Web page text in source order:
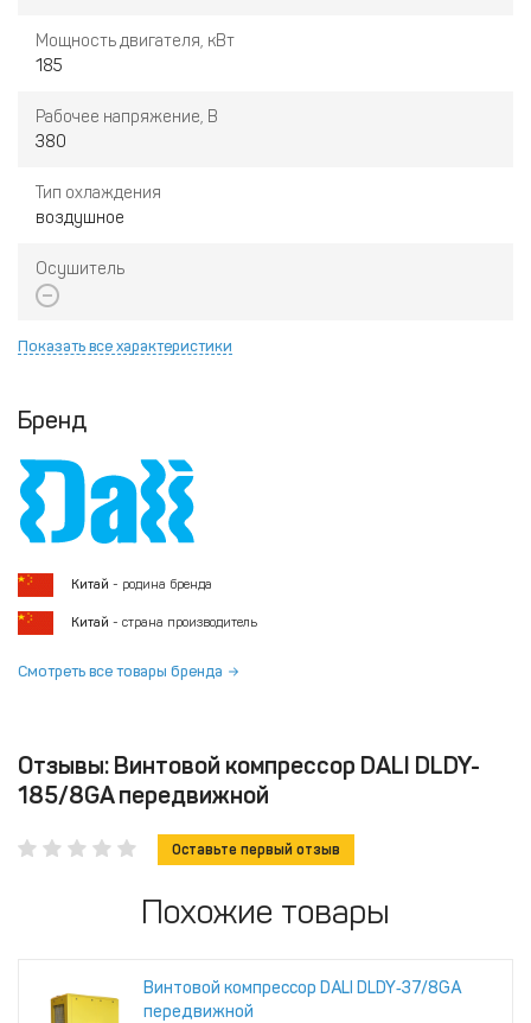
Мощность двигателя, кВт
185
Рабочее напряжение, В
380
Тип охлаждения
воздушное
Осушитель
Показать все характеристики
Бренд
Китай - родина бренда
Китай - страна производитель
Смотреть все товары бренда
Отзывы: Винтовой компрессор DALI DLDY-
185/8GA передвижной
Оставьте первый отзыв
Похожие товары
Винтовой компрессор DALI DLDY‑37/8GA
передвижной